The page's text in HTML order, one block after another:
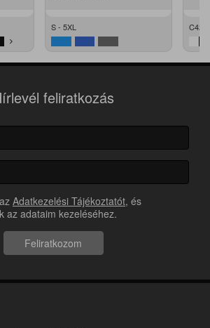
S - 5XL C42 -
feliratkozás
Adatkezelési Tájékoztatót, és
az adataim kezeléséhez.
Feliratkozom